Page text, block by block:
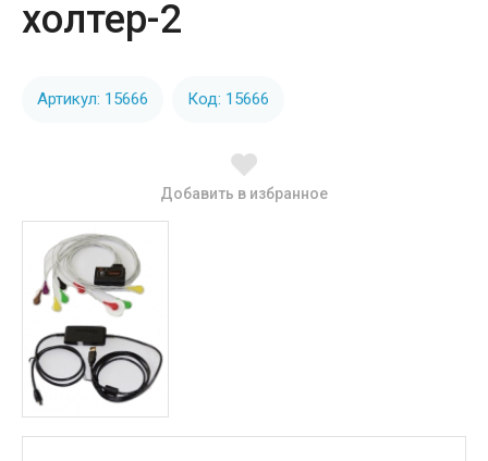
холтер-2
Артикул: 15666 Код: 15666
Добавить в избранное